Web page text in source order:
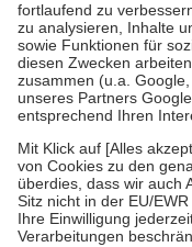
Diese Regeln gelten
Bei Heilmitteln und
Zuzahlung zehn Prozent
Verordnung.
Um das Engagement der
stärken und die
fallenkeine Zuzahlungen
• Kindern und
mit Ausnahme der
• Untersuchungen zur
GKV getragen werden